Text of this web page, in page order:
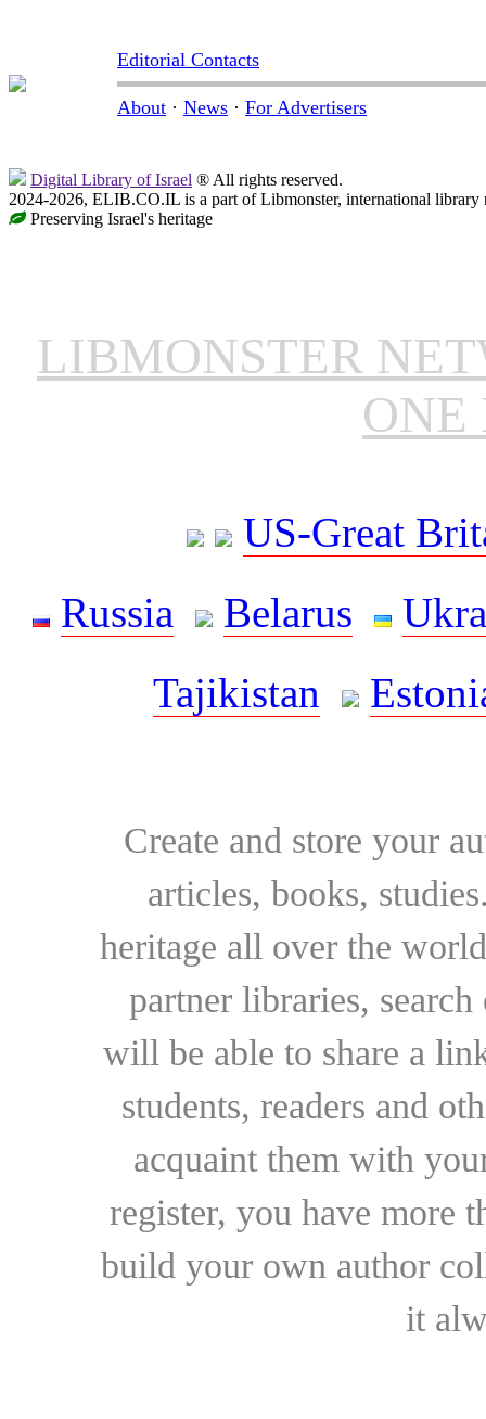
Editorial Contacts
About · News · For Advertisers
Digital Library of Israel ® All rights reserved.
2024-2026, ELIB.CO.IL is a part of Libmonster, international library
Preserving Israel's heritage
LIBMONSTER
ONE
US-Great
Russia
Belarus
Tajikistan
Create and store your
articles, books,
heritage all over the
partner libraries,
will be able to share a
students, readers and
acquaint them with
register, you have more
build your own author
it